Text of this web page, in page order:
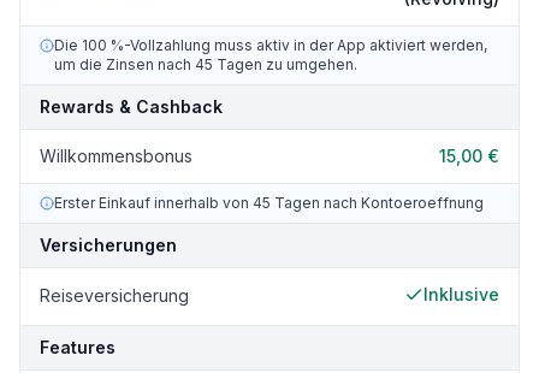
Die 100 %-Vollzahlung muss aktiv in der App aktiviert werden,
um die Zinsen nach 45 Tagen zu umgehen.
Rewards & Cashback
Willkommensbonus 15,00 €
Erster Einkauf innerhalb von 45 Tagen nach Kontoeroeffnung
Versicherungen
Reiseversicherung Inklusive
Features